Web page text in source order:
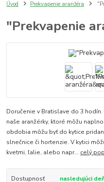
Úvod Prekvapenie aranžéra
"Prekvapenie
Doručenie v Bratislave do 3
naše aranžérky, ktoré môžu
obdobia môžu byť do kytice
slnečnice či hortenzie. V kytici
kvetmi, ľalie, alebo napr... celý
Dostupnosť
nasledujúci